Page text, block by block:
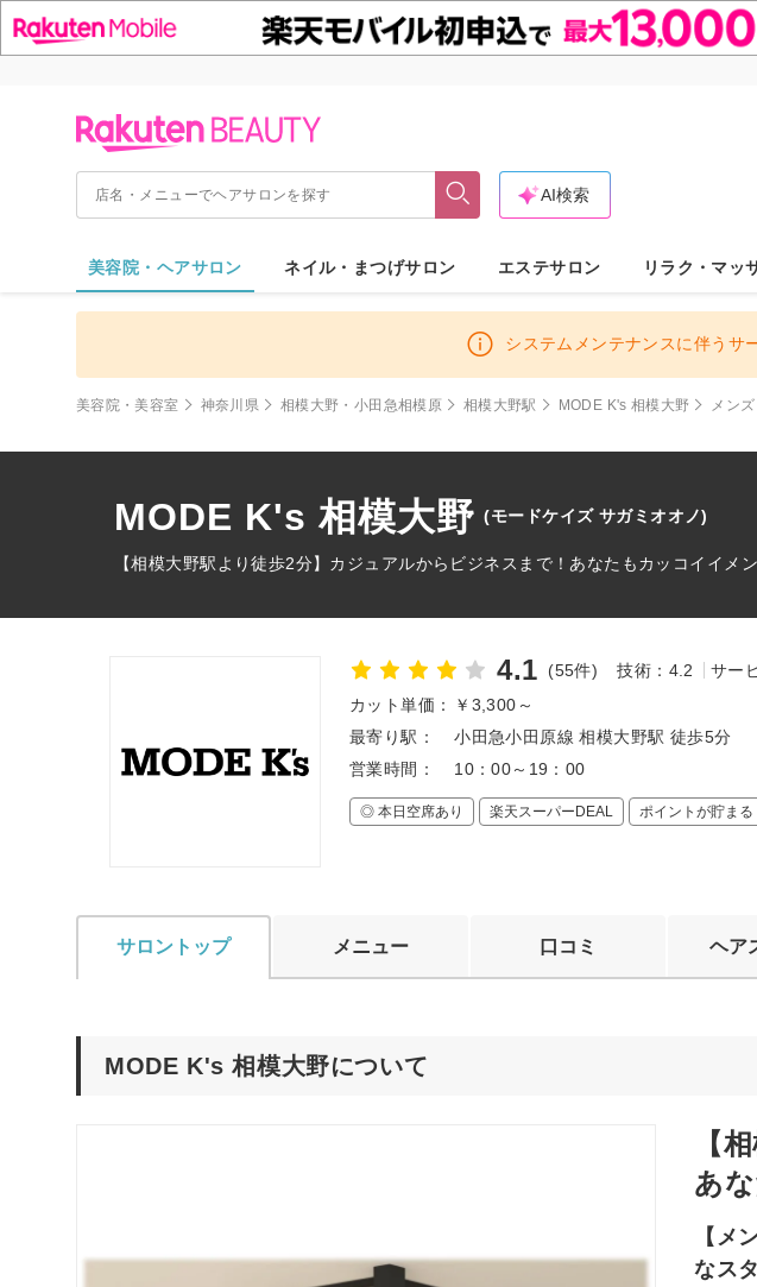
AI検索
美容院・ヘアサロン ネイル・まつげサロン エステサロン リラク・マッ
システムメンテナンスに伴う
美容院・美容室 神奈川県 相模大野・小田急相模原 相模大野駅 MODE K's 相模大野 メンズ
MODE K's 相模大野 (モードケイズ サガミオオノ)
【相模大野駅より徒歩2分】カジュアルからビジネスまで！あなたもカッコイイメ
4.1 (55件) 技術：4.2 サー
カット単価：
￥3,300～
最寄り駅：
小田急小田原線 相模大野駅 徒歩5分
営業時間：
10：00～19：00
◎ 本日空席あり 楽天スーパーDEAL ポイントが貯まる
サロントップ メニュー 口コミ ヘア
MODE K's 相模大野について
【
あ
【メ
なス